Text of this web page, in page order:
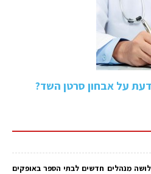
על אבחון סרטן השד?
מנהלים חדשים לבתי הספר באופקים